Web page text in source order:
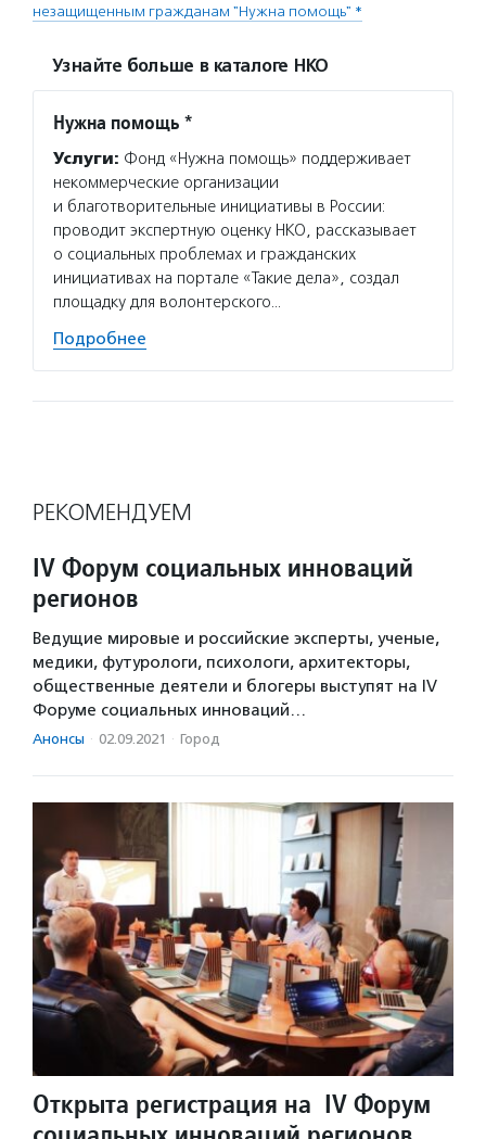
незащищенным гражданам "Нужна помощь" *
Узнайте больше в каталоге НКО
Нужна помощь *
Услуги: Фонд «Нужна помощь» поддерживает
некоммерческие организации
и благотворительные инициативы в России:
проводит экспертную оценку НКО, рассказывает
о социальных проблемах и гражданских
инициативах на портале «Такие дела», создал
площадку для волонтерского…
Подробнее
РЕКОМЕНДУЕМ
IV Форум социальных инноваций
регионов
Ведущие мировые и российские эксперты, ученые,
медики, футурологи, психологи, архитекторы,
общественные деятели и блогеры выступят на IV
Форуме социальных инноваций…
Анонсы · 02.09.2021 · Город
Открыта регистрация на IV Форум